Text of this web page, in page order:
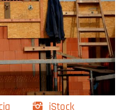
iStock